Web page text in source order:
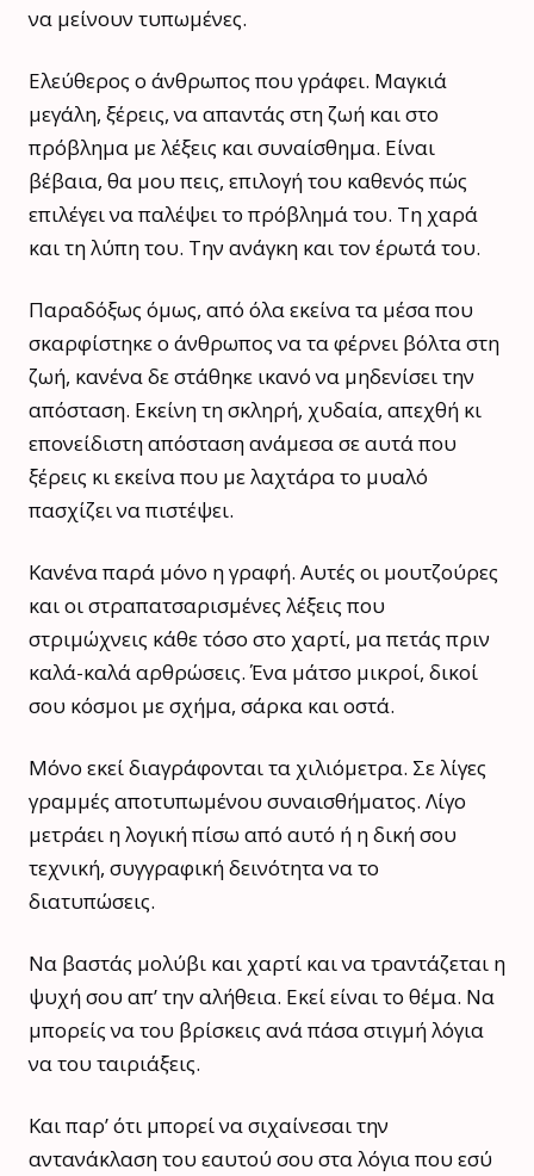
να μείνουν τυπωμένες.
Ελεύθερος ο άνθρωπος που γράφει. Μαγκιά
μεγάλη, ξέρεις, να απαντάς στη ζωή και στο
πρόβλημα με λέξεις και συναίσθημα. Είναι
βέβαια, θα μου πεις, επιλογή του καθενός πώς
επιλέγει να παλέψει το πρόβλημά του. Τη χαρά
και τη λύπη του. Την ανάγκη και τον έρωτά του.
Παραδόξως όμως, από όλα εκείνα τα μέσα που
σκαρφίστηκε ο άνθρωπος να τα φέρνει βόλτα στη
ζωή, κανένα δε στάθηκε ικανό να μηδενίσει την
απόσταση. Εκείνη τη σκληρή, χυδαία, απεχθή κι
επονείδιστη απόσταση ανάμεσα σε αυτά που
ξέρεις κι εκείνα που με λαχτάρα το μυαλό
πασχίζει να πιστέψει.
Κανένα παρά μόνο η γραφή. Αυτές οι μουτζούρες
και οι στραπατσαρισμένες λέξεις που
στριμώχνεις κάθε τόσο στο χαρτί, μα πετάς πριν
καλά-καλά αρθρώσεις. Ένα μάτσο μικροί, δικοί
σου κόσμοι με σχήμα, σάρκα και οστά.
Μόνο εκεί διαγράφονται τα χιλιόμετρα. Σε λίγες
γραμμές αποτυπωμένου συναισθήματος. Λίγο
μετράει η λογική πίσω από αυτό ή η δική σου
τεχνική, συγγραφική δεινότητα να το
διατυπώσεις.
Να βαστάς μολύβι και χαρτί και να τραντάζεται η
ψυχή σου απ’ την αλήθεια. Εκεί είναι το θέμα. Να
μπορείς να του βρίσκεις ανά πάσα στιγμή λόγια
να του ταιριάξεις.
Και παρ’ ότι μπορεί να σιχαίνεσαι την
αντανάκλαση του εαυτού σου στα λόγια που εσύ